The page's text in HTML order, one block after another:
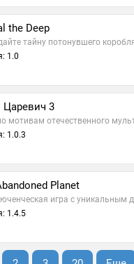
the Deep
тайну потонувшего
1.0
Царевич 3
мотивам отечественного
1.0.3
Planet
игра с уникальным
1.4.5